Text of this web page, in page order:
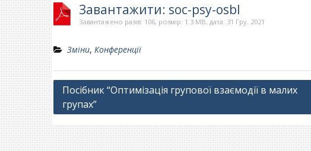
Завантажити: soc-psy-osbl
Завантажено разів: 106, розмір: 1.3 MB, дата: 31 Гру. 2021
Зміни, Конференції
Навігація
записів
Посібник “Оптимізація групової взаємодії в малих
групах”